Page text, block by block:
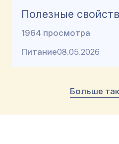
Полезные
1964 просмотра
Питание08.05.2026
Больше